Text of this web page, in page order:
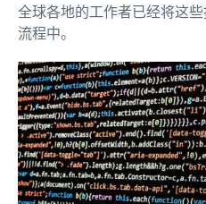
全球各地的工作者已经将这
流程中。